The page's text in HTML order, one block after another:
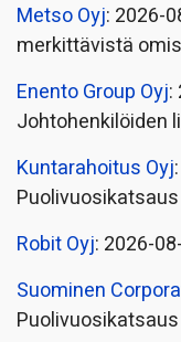
Metso Oyj: 2026-
merkittävistä
Enento Group Oyj:
Johtohenkilöiden
Kuntarahoitus Oyj
Puolivuosikatsaus
Robit Oyj: 2026-
Suominen
Puolivuosikatsaus